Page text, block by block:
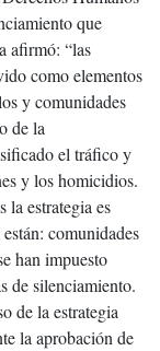
que
afirmó: “las
como elementos
y comunidades
de la
el tráfico y
y los homicidios.
la estrategia es
comunidades
han impuesto
de silenciamiento.
de la estrategia
la aprobación de